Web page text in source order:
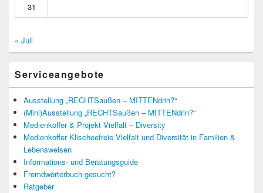
31
« Juli
Serviceangebote
Ausstellung „RECHTSaußen – MITTENdrin?“
(Mini)Ausstellung „RECHTSaußen – MITTENdrin?“
Medienkoffer & Projekt Vielfalt – Diversity
Medienkoffer Klischeefreie Vielfalt und Diversität in Familien &
Lebensweisen
Informations- und Beratungsguide
Fremdwörterbuch gesucht?
Ratgeber